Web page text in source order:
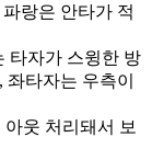
랑은 안타가 적
타자가 스윙한 방
타자는 우측이
아웃 처리돼서 보